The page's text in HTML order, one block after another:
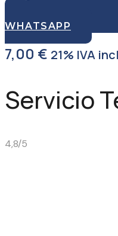
WHATSAPP
7,00 € 21% IVA
Servicio
4,8/5